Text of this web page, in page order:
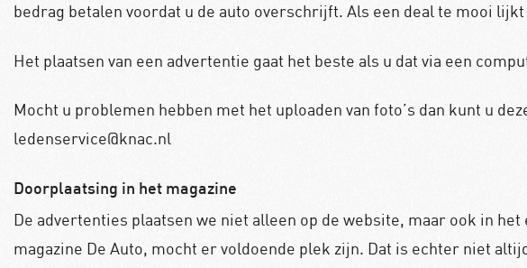
bedrag betalen voordat u de auto overschrijft. Als een deal te mooi
Het plaatsen van een advertentie gaat het beste als u dat via een
Mocht u problemen hebben met het uploaden van foto’s dan kunt u
ledenservice@knac.nl
Doorplaatsing in het magazine
De advertenties plaatsen we niet alleen op de website, maar ook in
magazine De Auto, mocht er voldoende plek zijn. Dat is echter niet